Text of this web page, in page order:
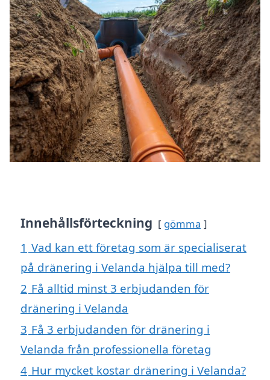
Innehållsförteckning gömma
1 Vad kan ett företag som är specialiserat
på dränering i Velanda hjälpa till med?
2 Få alltid minst 3 erbjudanden för
dränering i Velanda
3 Få 3 erbjudanden för dränering i
Velanda från professionella företag
4 Hur mycket kostar dränering i Velanda?